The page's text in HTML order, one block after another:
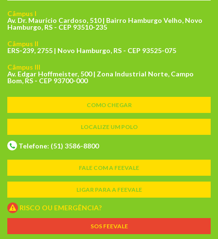
Câmpus I
Av. Dr. Maurício Cardoso, 510 | Bairro Hamburgo Velho, Novo
Hamburgo, RS - CEP 93510-235
Câmpus II
ERS-239, 2755 | Novo Hamburgo, RS - CEP 93525-075
Câmpus III
Av. Edgar Hoffmeister, 500 | Zona Industrial Norte, Campo
Bom, RS - CEP 93700-000
COMO CHEGAR
LOCALIZE UM POLO
Telefone: (51) 3586-8800
FALE COM A FEEVALE
LIGAR PARA A FEEVALE
RISCO OU EMERGÊNCIA?
SOS FEEVALE